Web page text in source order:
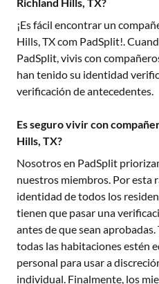
¡Es fácil encontrar un
Hills, TXcom PadSplit!.
PadSplit, vivis con
han tenido su identidad
verificación de antecedentes.
Es seguro vivir con
Hills, TX?
Nosotros en PadSplit
nuestros miembros. Por esta
identidad de todos los
tienen que pasar una
antes de que sean
todas las habitaciones estén
personal para usar a
individual. Finalmente, los